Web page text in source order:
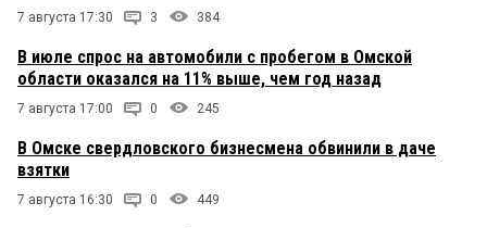
7 августа 17:30 3 384
В июле спрос на автомобили с пробегом в Омской
области оказался на 11% выше, чем год назад
7 августа 17:00 0 245
В Омске свердловского бизнесмена обвинили в даче
взятки
7 августа 16:30 0 449